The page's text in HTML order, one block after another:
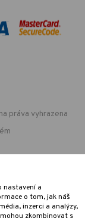
práva vyhrazena
vystavit kupujícímu
u správce daně
nastavení a
o tom, jak náš
inzerci a analýzy,